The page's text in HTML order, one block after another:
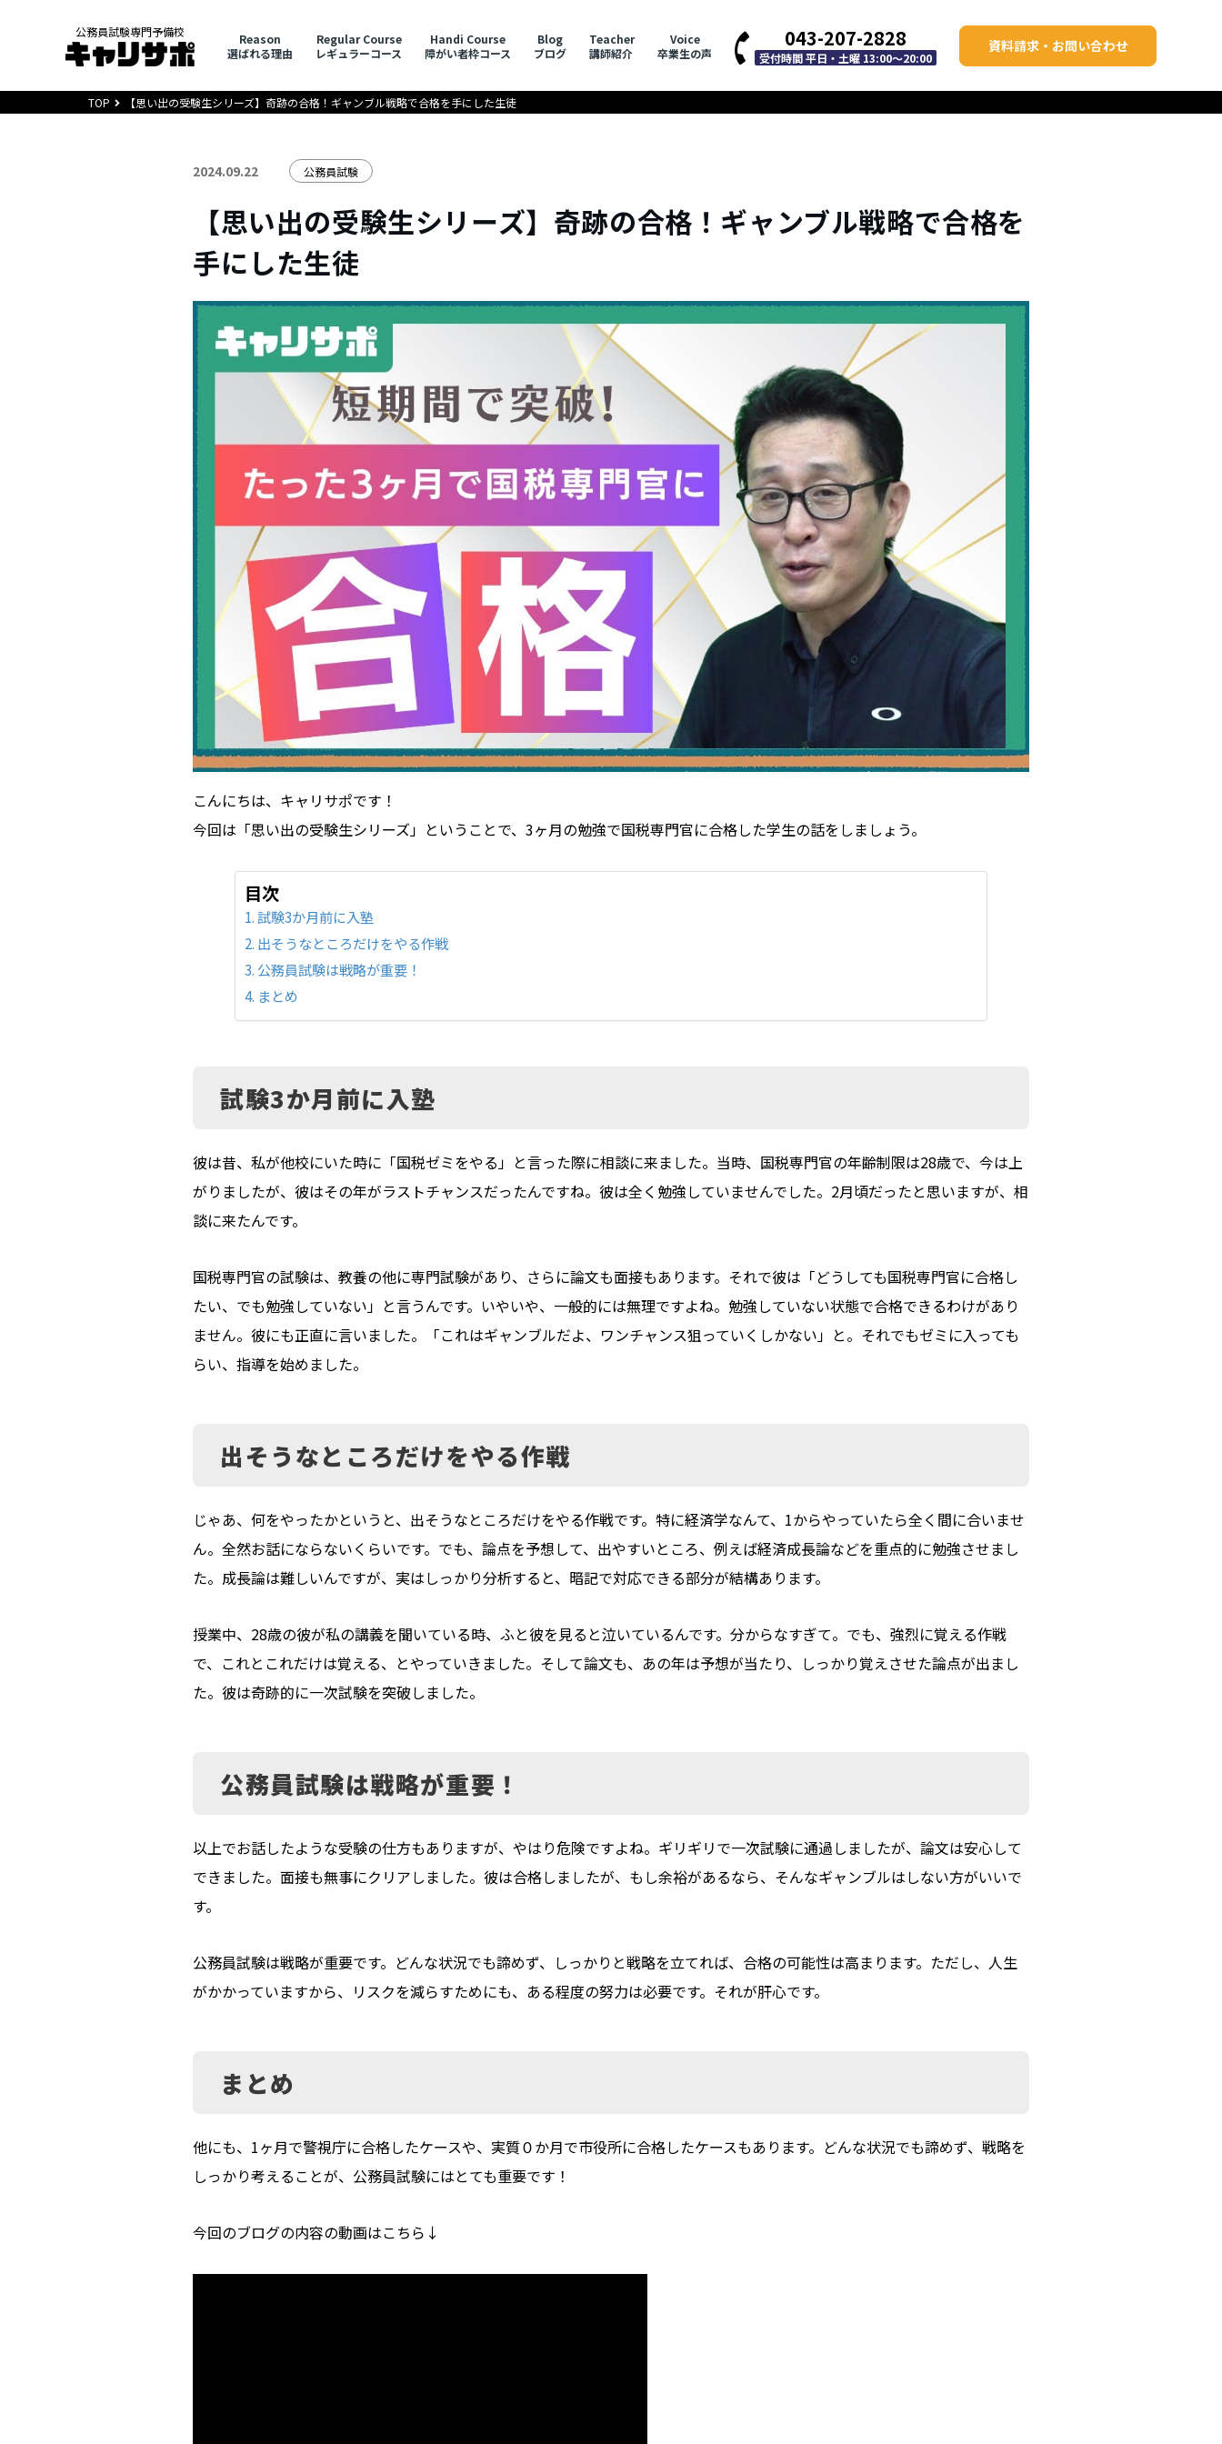
公務員試験専門予備校
Reason
選ばれる理由
Regular Course
レギュラーコース
Handi Course
障がい者枠コース
Blog
ブログ
Teacher
講師紹介
Voice
卒業生の声
043-207-2828
受付時間 平日・土曜 13:00～20:00
資料請求・お問い合わせ
TOP 【思い出の受験生シリーズ】奇跡の合格！ギャンブル戦略で合格を手にした生徒
2024.09.22 公務員試験
【思い出の受験生シリーズ】奇跡の合格！ギャンブル戦略で合格を
手にした生徒
こんにちは、キャリサポです！
今回は「思い出の受験生シリーズ」ということで、3ヶ月の勉強で国税専門官に合格した学生の話をしましょう。
目次
試験3か月前に入塾
出そうなところだけをやる作戦
公務員試験は戦略が重要！
まとめ
試験3か月前に入塾
彼は昔、私が他校にいた時に「国税ゼミをやる」と言った際に相談に来ました。当時、国税専門官の年齢制限は28歳で、今は上
がりましたが、彼はその年がラストチャンスだったんですね。彼は全く勉強していませんでした。2月頃だったと思いますが、相
談に来たんです。
国税専門官の試験は、教養の他に専門試験があり、さらに論文も面接もあります。それで彼は「どうしても国税専門官に合格し
たい、でも勉強していない」と言うんです。いやいや、一般的には無理ですよね。勉強していない状態で合格できるわけがあり
ません。彼にも正直に言いました。「これはギャンブルだよ、ワンチャンス狙っていくしかない」と。それでもゼミに入っても
らい、指導を始めました。
出そうなところだけをやる作戦
じゃあ、何をやったかというと、出そうなところだけをやる作戦です。特に経済学なんて、1からやっていたら全く間に合いませ
ん。全然お話にならないくらいです。でも、論点を予想して、出やすいところ、例えば経済成長論などを重点的に勉強させまし
た。成長論は難しいんですが、実はしっかり分析すると、暗記で対応できる部分が結構あります。
授業中、28歳の彼が私の講義を聞いている時、ふと彼を見ると泣いているんです。分からなすぎて。でも、強烈に覚える作戦
で、これとこれだけは覚える、とやっていきました。そして論文も、あの年は予想が当たり、しっかり覚えさせた論点が出まし
た。彼は奇跡的に一次試験を突破しました。
公務員試験は戦略が重要！
以上でお話したような受験の仕方もありますが、やはり危険ですよね。ギリギリで一次試験に通過しましたが、論文は安心して
できました。面接も無事にクリアしました。彼は合格しましたが、もし余裕があるなら、そんなギャンブルはしない方がいいで
す。
公務員試験は戦略が重要です。どんな状況でも諦めず、しっかりと戦略を立てれば、合格の可能性は高まります。ただし、人生
がかかっていますから、リスクを減らすためにも、ある程度の努力は必要です。それが肝心です。
まとめ
他にも、1ヶ月で警視庁に合格したケースや、実質０か月で市役所に合格したケースもあります。どんな状況でも諦めず、戦略を
しっかり考えることが、公務員試験にはとても重要です！
今回のブログの内容の動画はこちら↓